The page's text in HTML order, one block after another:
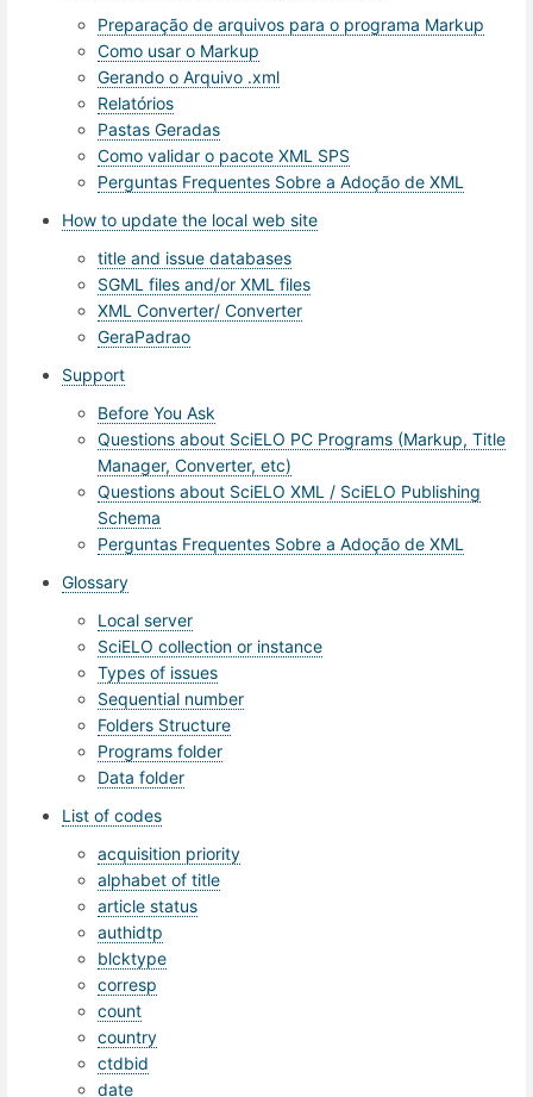
Preparação de arquivos para o programa Markup
Como usar o Markup
Gerando o Arquivo .xml
Relatórios
Pastas Geradas
Como validar o pacote XML SPS
Perguntas Frequentes Sobre a Adoção de XML
How to update the local web site
title and issue databases
SGML files and/or XML files
XML Converter/ Converter
GeraPadrao
Support
Before You Ask
Questions about SciELO PC Programs (Markup, Title
Manager, Converter, etc)
Questions about SciELO XML / SciELO Publishing
Schema
Perguntas Frequentes Sobre a Adoção de XML
Glossary
Local server
SciELO collection or instance
Types of issues
Sequential number
Folders Structure
Programs folder
Data folder
List of codes
acquisition priority
alphabet of title
article status
authidtp
blcktype
corresp
count
country
ctdbid
date